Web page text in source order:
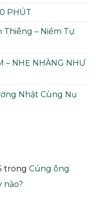
PHÚT
Thiêng – Niềm Tự
– NHẸ NHÀNG NHƯ
Nhật Cùng Nụ
trong Cúng ông
nào?